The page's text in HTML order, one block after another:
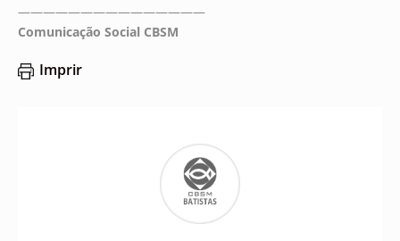
———————————————
Comunicação Social CBSM
Imprir